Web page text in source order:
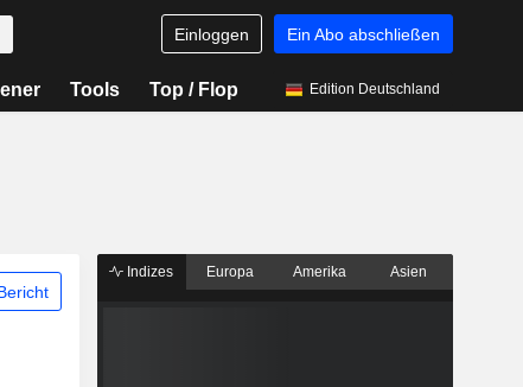
Einloggen Ein Abo abschließen
Tools Top / Flop Edition Deutschland
Indizes Europa Amerika Asien